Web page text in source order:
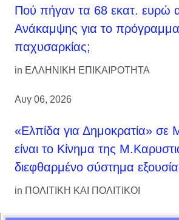
Πού πήγαν τα 68 εκατ. ευρώ
Ανάκαμψης για το πρόγραμμα
παχυσαρκίας;
in ΕΛΛΗΝΙΚΗ ΕΠΙΚΑΙΡΟΤΗΤΑ
Αυγ 06, 2026
«Ελπίδα για Δημοκρατία»
είναι το Κίνημα της
διεφθαρμένο σύστημα
in ΠΟΛΙΤΙΚΗ ΚΑΙ ΠΟΛΙΤΙΚΟΙ